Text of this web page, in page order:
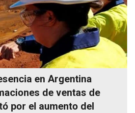
en Argentina
de ventas de
por el aumento del